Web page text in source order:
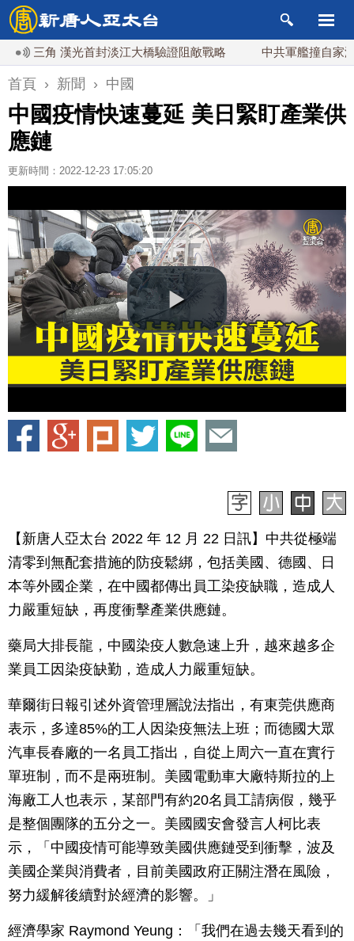
三角 漢光首封淡江大橋驗證阻敵戰略 中共軍艦撞自家海警
首頁 › 新聞 › 中國
中國疫情快速蔓延 美日緊盯產業供
應鏈
更新時間：2022-12-23 17:05:20
【新唐人亞太台 2022 年 12 月 22 日訊】中共從極端
清零到無配套措施的防疫鬆綁，包括美國、德國、日
本等外國企業，在中國都傳出員工染疫缺職，造成人
力嚴重短缺，再度衝擊產業供應鏈。
藥局大排長龍，中國染疫人數急速上升，越來越多企
業員工因染疫缺勤，造成人力嚴重短缺。
華爾街日報引述外資管理層說法指出，有東莞供應商
表示，多達85%的工人因染疫無法上班；而德國大眾
汽車長春廠的一名員工指出，自從上周六一直在實行
單班制，而不是兩班制。美國電動車大廠特斯拉的上
海廠工人也表示，某部門有約20名員工請病假，幾乎
是整個團隊的五分之一。美國國安會發言人柯比表
示，「中國疫情可能導致美國供應鏈受到衝擊，波及
美國企業與消費者，目前美國政府正關注潛在風險，
努力緩解後續對於經濟的影響。」
經濟學家 Raymond Yeung：「我們在過去幾天看到的